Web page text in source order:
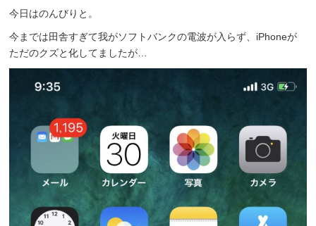
今日はのんびりと。
今までは田舎すぎて我がソフトバンクの電波が入らず、iPhoneが
ただのクズと化してましたが…